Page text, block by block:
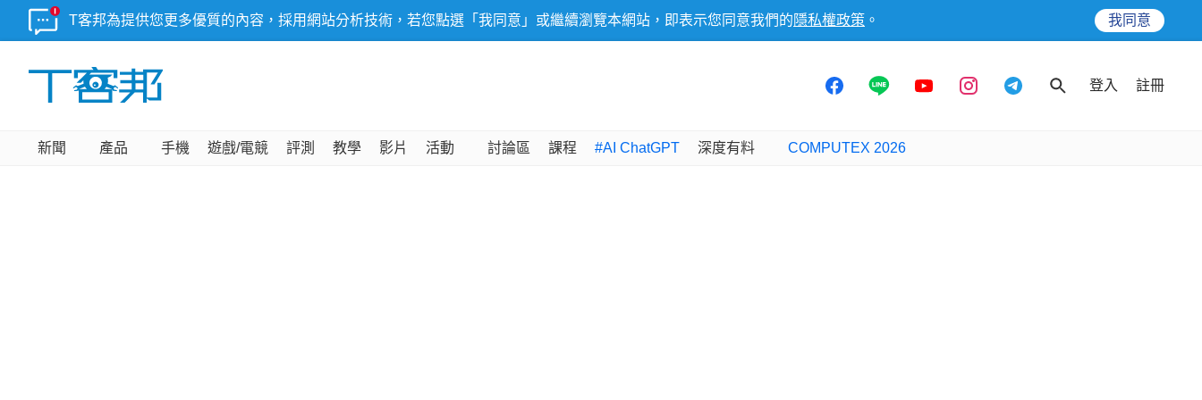
T客邦為提供您更多優質的內容，採用網站分析技術，若您點選「我同意」或繼續瀏覽本網站，即表示您同意我們的 隱私權政策 。 我同意
登入 註冊
新聞 產品 手機 遊戲/電競 評測 教學 影片 活動 討論區 課程 #AI ChatGPT 深度有料 COMPUTEX 2026